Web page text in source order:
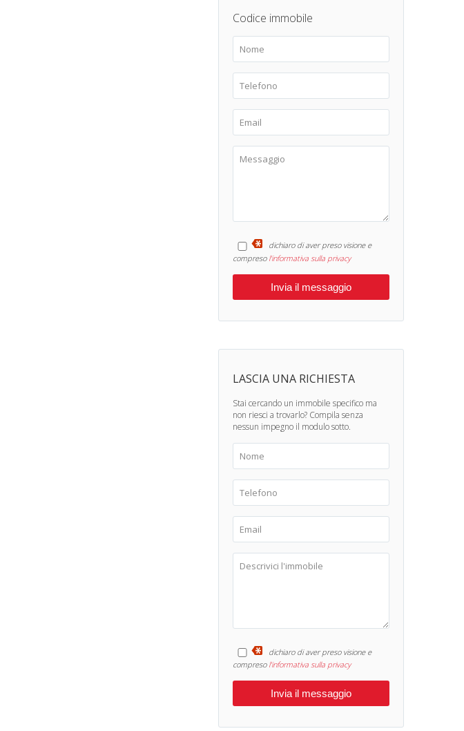
Codice immobile
dichiaro di aver preso visione e
compreso l'informativa sulla privacy
LASCIA UNA RICHIESTA
Stai cercando un immobile specifico ma
non riesci a trovarlo? Compila senza
nessun impegno il modulo sotto.
dichiaro di aver preso visione e
compreso l'informativa sulla privacy